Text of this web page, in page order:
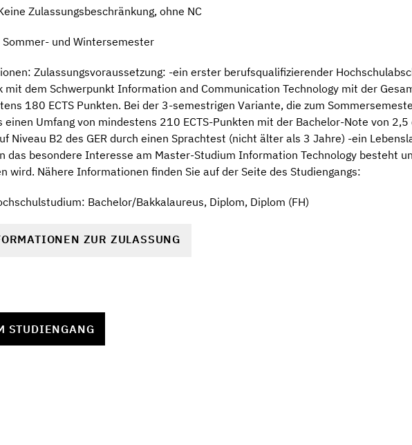
Zulassungsbeschränkung, ohne NC
und Wintersemester
Zulassungsvoraussetzung: -ein erster berufsqualifizierender
dem Schwerpunkt Information and Communication Technology mit der
180 ECTS Punkten. Bei der 3-semestrigen Variante, die zum
einen Umfang von mindestens 210 ECTS-Punkten mit der Bachelor-Note von
Niveau B2 des GER durch einen Sprachtest (nicht älter als 3 Jahre) -ein
das besondere Interesse am Master-Studium Information Technology besteht
wird. Nähere Informationen finden Sie auf der Seite des Studiengangs:
Bachelor/Bakkalaureus, Diplom, Diplom (FH)
ZUR ZULASSUNG
STUDIENGANG